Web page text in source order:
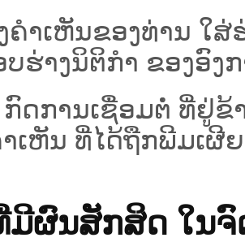
າເຫັນຂອງທ່ານ ໃສ່
ຮ່າງນິຕິກຳ ຂອງອົງ
ດການເຊື່ອມຕໍ່ ທີ່ຢູ່ຂ້
ເຫັນ ທີ່ໄດ້ຖືກພີມເຜີ
ມີຜົນສັກສິດ ໃນ